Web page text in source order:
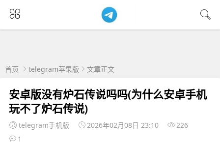
首页 telegram苹果版 文章正文
安卓版没有炉石传说吗吗(为什么安卓手机
玩不了炉石传说)
telegram手机版 2026年02月08日 23:10
226
1